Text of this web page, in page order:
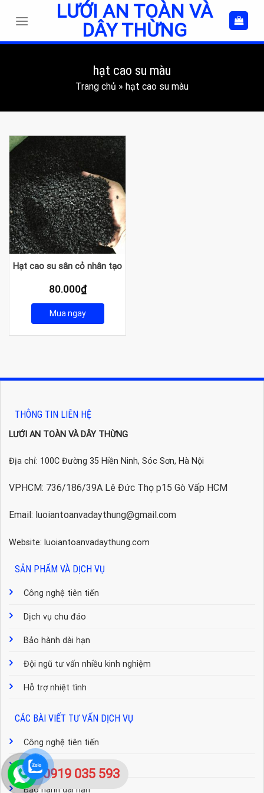
LƯỚI AN TOÀN VÀ
DÂY THỪNG
hạt cao su màu
Trang chủ » hạt cao su màu
Hạt cao su sân cỏ nhân tạo
80.000₫
Mua ngay
THÔNG TIN LIÊN HỆ
LƯỚI AN TOÀN VÀ DÂY THỪNG
Địa chỉ: 100C Đường 35 Hiền Ninh, Sóc Sơn, Hà Nội
VPHCM: 736/186/39A Lê Đức Thọ p15 Gò Vấp HCM
Email: luoiantoanvadaythung@gmail.com
Website: luoiantoanvadaythung.com
SẢN PHẨM VÀ DỊCH VỤ
Công nghệ tiên tiến
Dịch vụ chu đáo
Bảo hành dài hạn
Đội ngũ tư vấn nhiều kinh nghiệm
Hỗ trợ nhiệt tình
CÁC BÀI VIẾT TƯ VẤN DỊCH VỤ
Công nghệ tiên tiến
Dịch vụ chu đáo
Bảo hành dài hạn
0919 035 593